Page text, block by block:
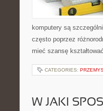
komputery są
często poprzez
mieć szansę
CATEGORIES:
W JAKI